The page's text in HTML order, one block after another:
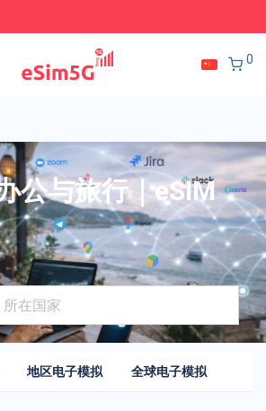
0
公与旅行｜eSIM
地区电子模拟 全球电子模拟